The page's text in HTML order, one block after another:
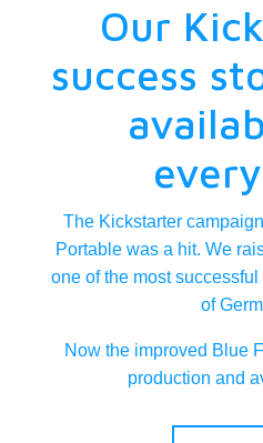
Our
success
The Kickstarter
Portable was a hit. We
one of the most
of
Now the improved Blue
production and